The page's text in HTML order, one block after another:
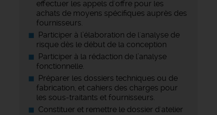
effectuer les appels d'offre pour les
achats de moyens spécifiques auprès des
fournisseurs.
Participer à l’élaboration de l'analyse de
risque dès le début de la conception
Participer à la rédaction de l’analyse
fonctionnelle.
Préparer les dossiers techniques ou de
fabrication, et cahiers des charges pour
les sous-traitants et fournisseurs.
Constituer et remettre le dossier d'atelier